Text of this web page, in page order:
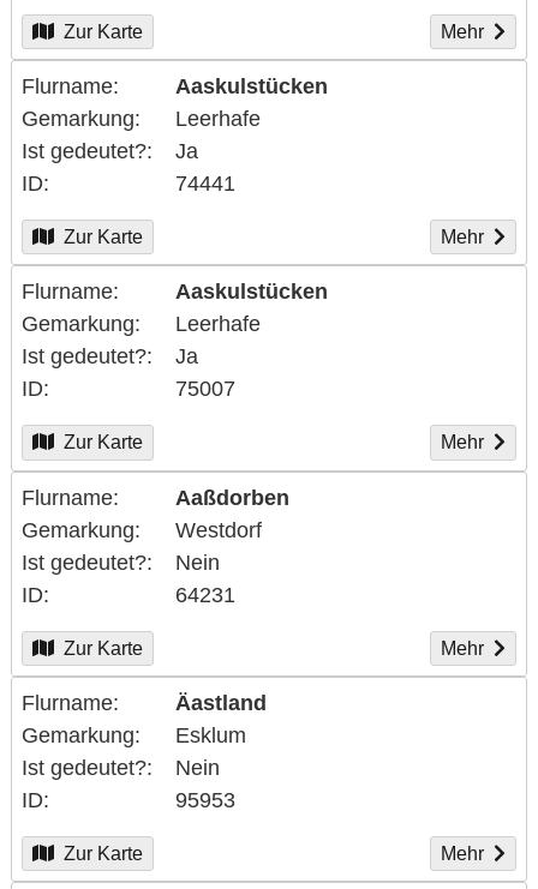
Zur Karte Mehr
Flurname
Aaskulstücken
Gemarkung
Leerhafe
Ist gedeutet?
Ja
ID
74441
Zur Karte Mehr
Flurname
Aaskulstücken
Gemarkung
Leerhafe
Ist gedeutet?
Ja
ID
75007
Zur Karte Mehr
Flurname
Aaßdorben
Gemarkung
Westdorf
Ist gedeutet?
Nein
ID
64231
Zur Karte Mehr
Flurname
Äastland
Gemarkung
Esklum
Ist gedeutet?
Nein
ID
95953
Zur Karte Mehr